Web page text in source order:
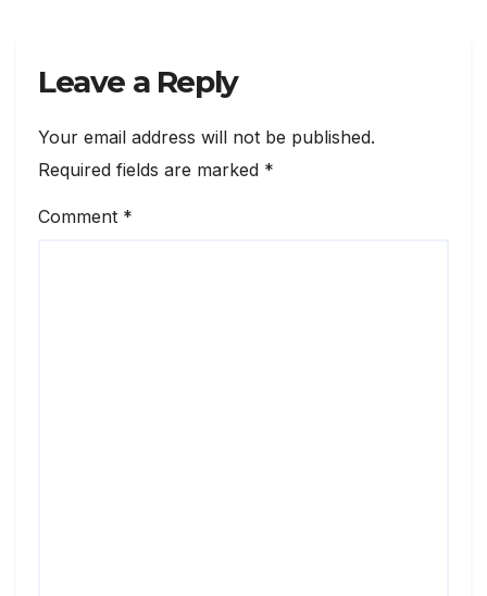
Leave a Reply
Your email address will not be published.
Required fields are marked *
Comment *